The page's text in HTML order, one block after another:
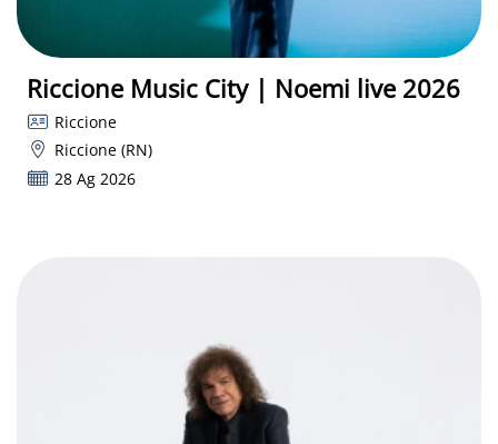
Riccione Music City | Noemi live 2026
Riccione
Riccione (RN)
28 Ag 2026